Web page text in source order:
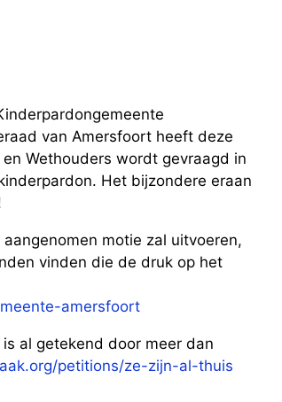
van Amersfoort heeft deze
Wethouders wordt gevraagd in
Het bijzondere eraan
motie zal uitvoeren,
vinden die de druk op het
amersfoort
al getekend door meer dan
petitions/ze-zijn-al-thuis